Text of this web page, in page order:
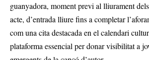
guanyadora, moment previ al lliurament
acte, d’entrada lliure fins a completar
com una cita destacada en el calendari
plataforma essencial per donar visibilitat a